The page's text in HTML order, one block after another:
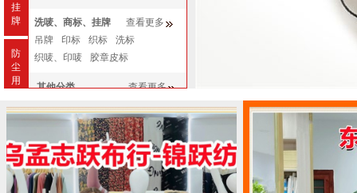
挂
牌
防
尘
用
查看更多
洗唛、商标、挂牌
吊牌
印标 织标
洗标
织唛、印唛
胶章皮标
查看更多
其他分类
纺织工艺品
带、绳、线
箱包配件